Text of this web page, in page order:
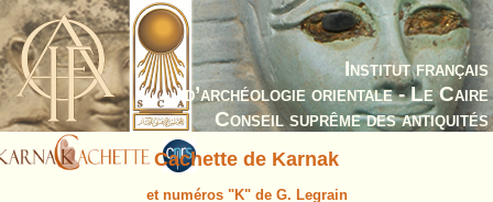
Institut français
d’archéologie orientale - Le Caire
Conseil suprême des antiquités
Cachette de Karnak
et numéros "K" de G. Legrain